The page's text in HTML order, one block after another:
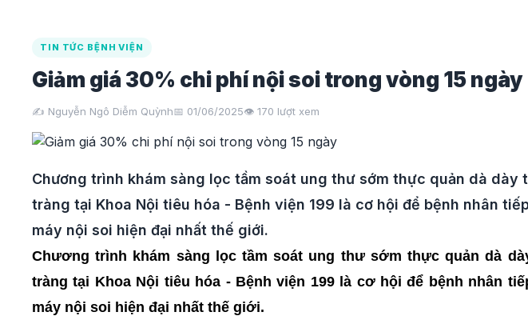
TIN TỨC BỆNH VIỆN
Giảm giá 30% chi phí nội soi trong vòng 15 ngày
✍️ Nguyễn Ngô Diễm Quỳnh📅 01/06/2025👁️ 170 lượt xem
Chương trình khám sàng lọc tầm soát ung thư sớm thực quản dà dày
tràng tại Khoa Nội tiêu hóa - Bệnh viện 199 là cơ hội để bệnh nhân
máy nội soi hiện đại nhất thế giới.
Chương trình khám sàng lọc tầm soát ung thư sớm thực quản dà
tràng tại Khoa Nội tiêu hóa - Bệnh viện 199 là cơ hội để bệnh nhân
máy nội soi hiện đại nhất thế giới.